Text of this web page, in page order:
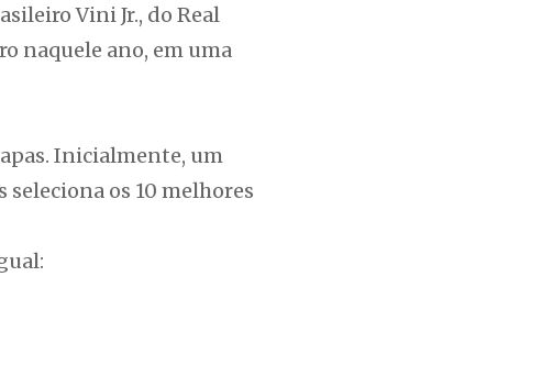
Vini Jr., do Real
naquele ano, em uma
Inicialmente, um
os 10 melhores